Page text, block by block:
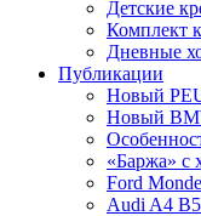
Детские
Комплект
Дневные
Публикации
Новый
Новый
«Баржа» с
Ford
Audi A4